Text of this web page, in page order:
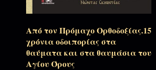
Από τον Πρόμαχο Ορθοδοξίας.15
χρόνια οδοιπορίας στα
θαύματα και στα θαυμάσια του
Αγίου Όρους